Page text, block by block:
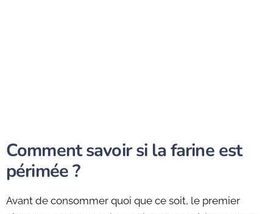
Comment savoir si la farine est
périmée ?
Avant de consommer quoi que ce soit, le premier